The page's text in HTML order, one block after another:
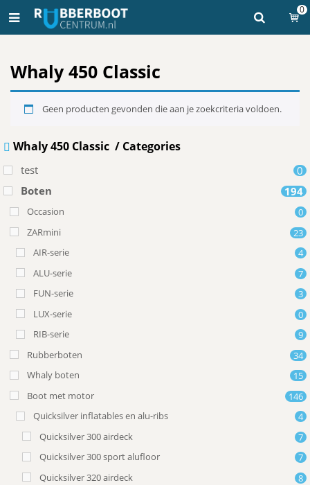
0
Whaly 450 Classic
Geen producten gevonden die aan je zoekcriteria voldoen.
Whaly 450 Classic Categories
test
0
Boten
194
Occasion
0
ZARmini
23
AIR-serie
4
ALU-serie
7
FUN-serie
3
LUX-serie
0
RIB-serie
9
Rubberboten
34
Whaly boten
15
Boot met motor
146
Quicksilver inflatables en alu-ribs
4
Quicksilver 300 airdeck
7
Quicksilver 300 sport alufloor
7
Quicksilver 320 airdeck
8